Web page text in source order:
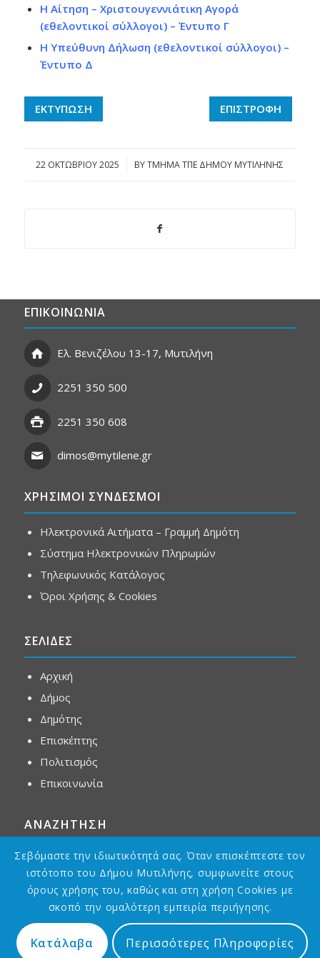
Η Αίτηση – Χριστουγεννιάτικη Αγορά
(εθελοντικοί σύλλογοι) – Έντυπο Γ
Η Υπεύθυνη Δήλωση (εθελοντικοί σύλλογοι) –
Έντυπο Δ
ΕΚΤΥΠΩΣΗ ΕΠΙΣΤΡΟΦΗ
22 ΟΚΤΩΒΡΊΟΥ 2025
/ BYΤΜΗΜΑ ΤΠΕ ΔΗΜΟΥ ΜΥΤΙΛΗΝΗΣ
ΕΠΙΚΟΙΝΩΝΙΑ
Ελ. Βενιζέλου 13-17, Μυτιλήνη
2251 350 500
2251 350 608
dimos@mytilene.gr
ΧΡΗΣΙΜΟΙ ΣΥΝΔΕΣΜΟΙ
Ηλεκτρονικά Αιτήματα – Γραμμή Δημότη
Σύστημα Ηλεκτρονικών Πληρωμών
Τηλεφωνικός Κατάλογος
Όροι Χρήσης & Cookies
ΣΕΛΙΔΕΣ
Αρχική
Δήμος
Δημότης
Επισκέπτης
Πολιτισμός
Επικοινωνία
ΑΝΑΖΗΤΗΣΗ
Designed byAsterias GDG
Σεβόμαστε την ιδιωτικότητά σας. Όταν επισκέπτεστε τον
ιστότοπο του Δήμου Μυτιλήνης, συμφωνείτε στους
όρους χρήσης του, καθώς και στη χρήση Cookies με
σκοπό την ομαλότερη εμπειρία περιήγησης.
Κατάλαβα Περισσότερες Πληροφορίες